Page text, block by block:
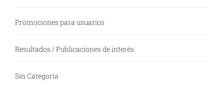
Promociones para usuarios
Resultados / Publicaciones de interés
Sin Categoría